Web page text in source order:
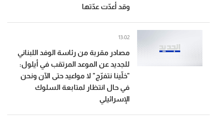
وقد أعدّت عدّتها
مصادر مقربة من رئاسة الوفد اللبناني
للجديد عن الموعد المرتقب في أيلول:
"خلّينا نتفرّج" لا مواعيد حتى الآن ونحن
في حال انتظار لمتابعة السلوك
الإسرائيلي
13:02